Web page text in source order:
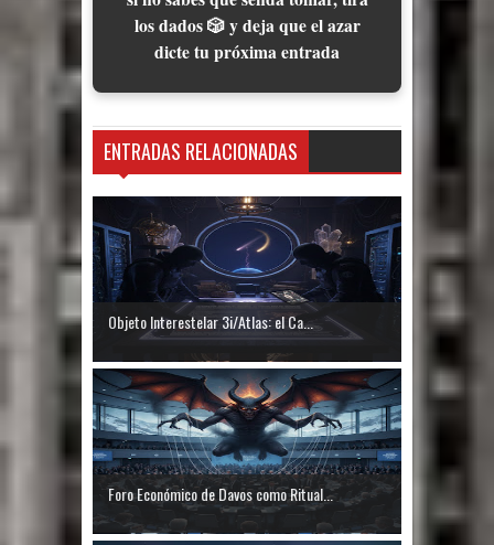
los dados 🎲 y deja que el azar
dicte tu próxima entrada
ENTRADAS RELACIONADAS
Objeto Interestelar 3i/Atlas: el Ca...
Foro Económico de Davos como Ritual...